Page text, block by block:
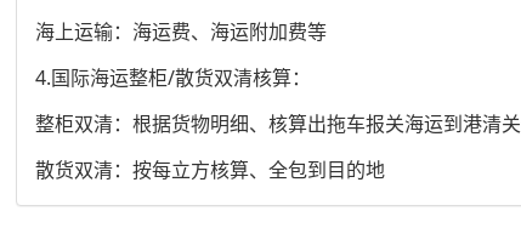
海上运输：海运费、海运附加费等
4.国际海运整柜/散货双清核算：
整柜双清：根据货物明细、核算出拖车报关海运到港清
散货双清：按每立方核算、全包到目的地